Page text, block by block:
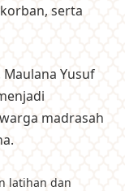
serta
Yusuf
madrasah
latihan dan